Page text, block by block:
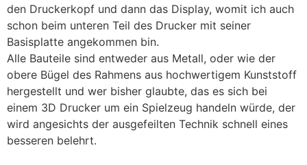
den Druckerkopf und dann das Display, womit ich auch
schon beim unteren Teil des Drucker mit seiner
Basisplatte angekommen bin.
Alle Bauteile sind entweder aus Metall, oder wie der
obere Bügel des Rahmens aus hochwertigem Kunststoff
hergestellt und wer bisher glaubte, das es sich bei
einem 3D Drucker um ein Spielzeug handeln würde, der
wird angesichts der ausgefeilten Technik schnell eines
besseren belehrt.